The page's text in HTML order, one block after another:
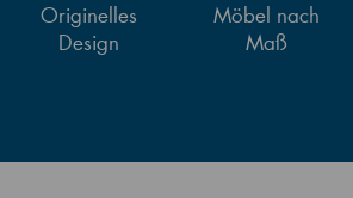
Originelles
Design
Möbel nach
Maß